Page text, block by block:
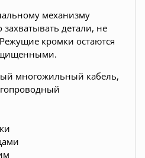
механизму
детали, не
кромки остаются
многожильный кабель,